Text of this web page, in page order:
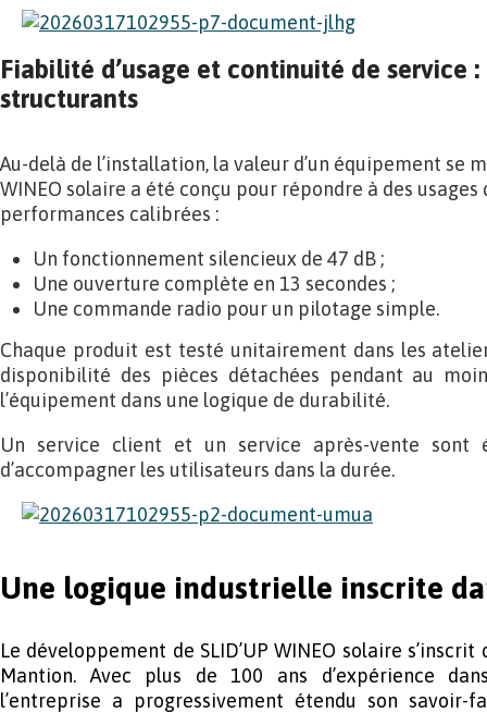
Fiabilité d’usage et continuité de service
structurants
Au-delà de l’installation, la valeur d’un équipement se
WINEO solaire a été conçu pour répondre à des usages
performances calibrées :
Un fonctionnement silencieux de 47 dB ;
Une ouverture complète en 13 secondes ;
Une commande radio pour un pilotage simple.
Chaque produit est testé unitairement dans les
disponibilité des pièces détachées pendant au
l’équipement dans une logique de durabilité.
Un service client et un service après-vente sont
d’accompagner les utilisateurs dans la durée.
Une logique industrielle inscrite
Le développement de SLID’UP WINEO solaire
Mantion. Avec plus de 100 ans d’expérience
l’entreprise a progressivement étendu son savoir-